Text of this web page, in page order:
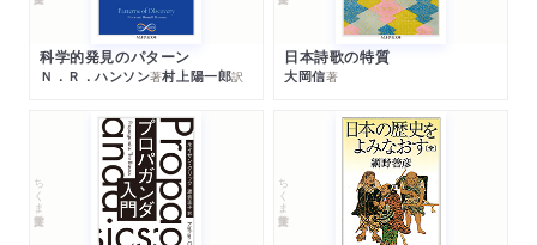
科学的発見のパターン
Ｎ．Ｒ．ハンソン著村上陽一郎訳
日本詩歌の特質
大岡信著
ちくま学芸文庫 ちくま学芸文庫